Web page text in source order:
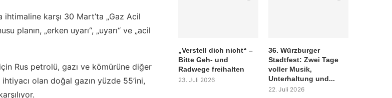
karşı 30 Mart’ta „Gaz Acil
planın, „erken uyarı“, „uyarı“ ve „acil
Rus petrolü, gazı ve kömürüne diğer
olan doğal gazın yüzde 55’ini,
„Verstell dich nicht“ –
Bitte Geh- und
Radwege freihalten
23. Juli 2026
36. Würzburger
Stadtfest: Zwei Tage
voller Musik,
Unterhaltung und...
22. Juli 2026